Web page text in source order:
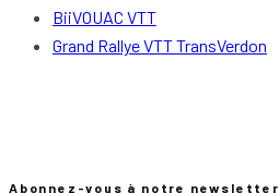
BiiVOUAC VTT
Grand Rallye VTT TransVerdon
Abonnez-vous à notre newsletter